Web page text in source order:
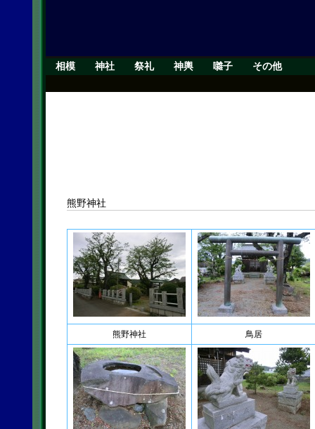
相模 神社 祭礼 神輿 囃子 その他
熊野神社
熊野神社 鳥居